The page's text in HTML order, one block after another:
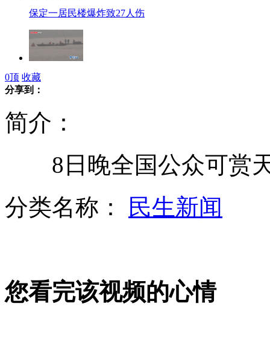
保定一居民楼爆炸致27人伤
拍客:湖南沅江撞船事故致11人死
山西运城恶犬咬伤多人 警民合力深夜将其击毙
0顶 收藏
分享到：
简介：
8日晚全国公众可赏
分类名称：
民生新闻
您看完该视频的心情